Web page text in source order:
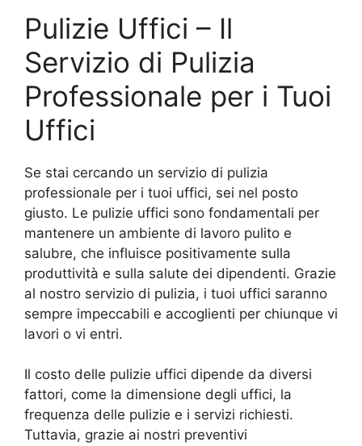
Pulizie Uffici – Il
Servizio di Pulizia
Professionale per i Tuoi
Uffici
Se stai cercando un servizio di pulizia
professionale per i tuoi uffici, sei nel posto
giusto. Le pulizie uffici sono fondamentali per
mantenere un ambiente di lavoro pulito e
salubre, che influisce positivamente sulla
produttività e sulla salute dei dipendenti. Grazie
al nostro servizio di pulizia, i tuoi uffici saranno
sempre impeccabili e accoglienti per chiunque vi
lavori o vi entri.
Il costo delle pulizie uffici dipende da diversi
fattori, come la dimensione degli uffici, la
frequenza delle pulizie e i servizi richiesti.
Tuttavia, grazie ai nostri preventivi